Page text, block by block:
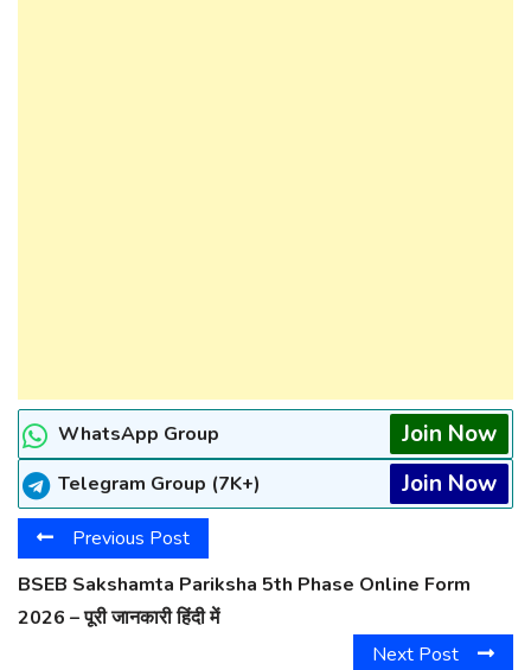
WhatsApp Group Join Now
Telegram Group (7K+) Join Now
Previous Post
BSEB Sakshamta Pariksha 5th Phase Online Form
2026 – पूरी जानकारी हिंदी में
Next Post